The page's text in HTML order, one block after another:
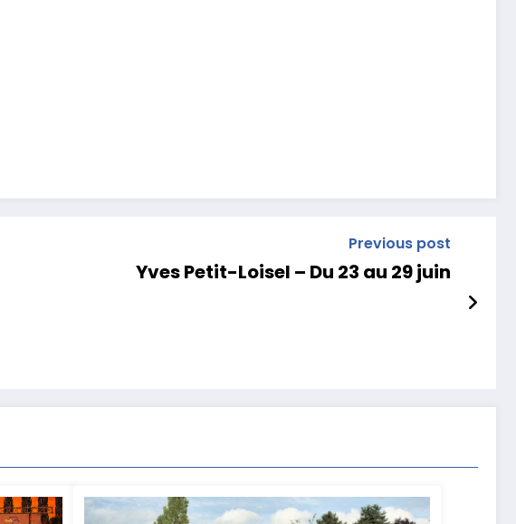
Previous post
Yves Petit-Loisel – Du 23 au 29 juin